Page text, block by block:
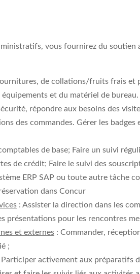
vous fournirez du soutien
de collations/fruits frais et
et du matériel de bureau.
répondre aux besoins des
des commandes. Gérer les badges
de base; Faire un suivi
de crédit; Faire le suivi des
ERP SAP ou toute autre tâche
dans Concur
: Assister la direction dans les
présentations pour les rencontres
et externes : Commander,
;
Participer activement aux préparatifs